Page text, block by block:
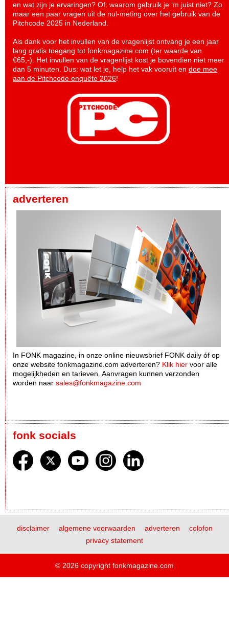
en wat zijn je ervaringen? Of: waarom gebruik je ‘m juist niet? Zo
maar een paar vragen uit de nul-meting over het gebruik van de
Pitchcode 2025 in Nederland.
Als dank voor het invullen van de vragenlijst ontvang je een jaar
lang gratis toegang tot fonkmagazine.com (ter waarde van
€65,-). Het invullen van de vragenlijst kost je bovendien niet meer
dan 5 minuten. Dus: wat let je, help het vak vooruit en doe mee
aan de Pitchcode enquête 2026!
adverteren
In FONK magazine, in onze online nieuwsbrief FONK daily óf op
onze website fonkmagazine.com adverteren? Klik hier voor alle
mogelijkheden en tarieven. Aanvragen kunnen verzonden
worden naar sales@fonkmagazine.com
fonk socials
disclaimer algemene voorwaarden adverteren
colofon
privacy statement
© 2026 copyright fonkmagazine.com